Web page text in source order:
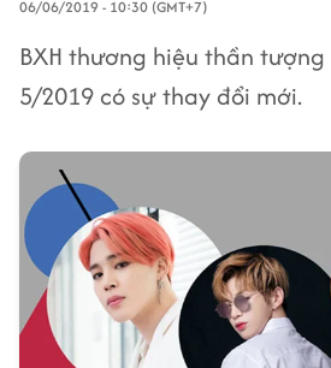
06/06/2019 - 10:30 (GMT+7)
BXH thương hiệu thần
5/2019 có sự thay đổi mới.